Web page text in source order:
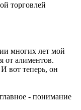
торговлей
многих лет мой
от алиментов.
вот теперь, он